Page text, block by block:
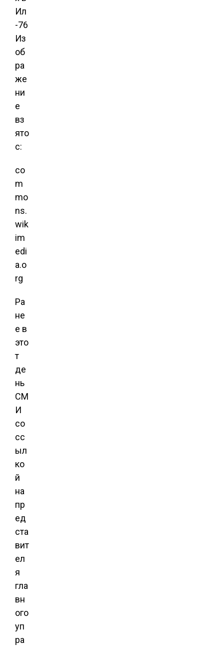
Из
об
ра
же
ни
е
вз
ято
с:
co
m
mo
ns.
wik
im
edi
a.o
rg
Ра
не
е в
это
т
де
нь
СМ
И
со
сс
ыл
ко
й
на
пр
ед
ста
вит
ел
я
гла
вн
ого
уп
ра